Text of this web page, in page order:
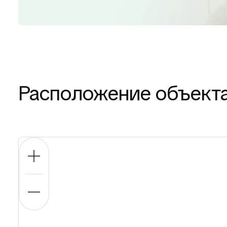
Расположение